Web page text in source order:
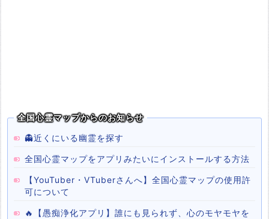
全国心霊マップからのお知らせ
👻近くにいる幽霊を探す
全国心霊マップをアプリみたいにインストールする方法
【YouTuber・VTuberさんへ】全国心霊マップの使用許
可について
🔥【愚痴浄化アプリ】誰にも見られず、心のモヤモヤを